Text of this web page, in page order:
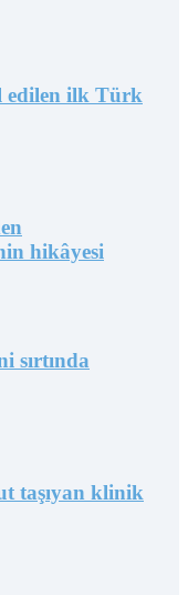
edilen ilk Türk
hikâyesi
sırtında
taşıyan klinik